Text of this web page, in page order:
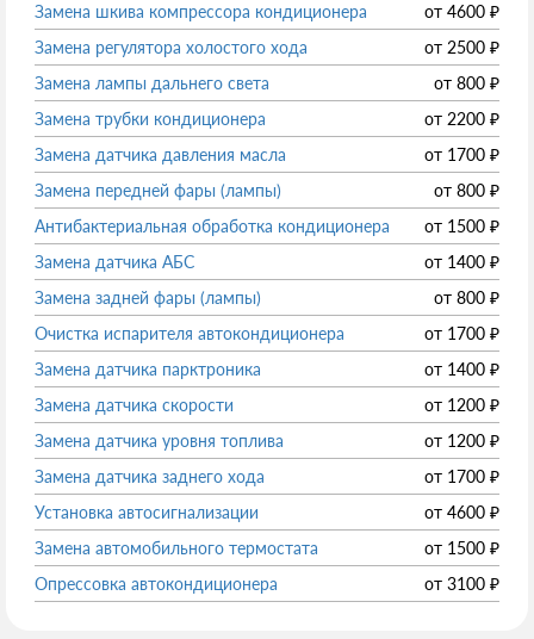
Замена шкива компрессора кондиционера
от 4600 ₽
Замена регулятора холостого хода
от 2500 ₽
Замена лампы дальнего света
от 800 ₽
Замена трубки кондиционера
от 2200 ₽
Замена датчика давления масла
от 1700 ₽
Замена передней фары (лампы)
от 800 ₽
Антибактериальная обработка кондиционера
от 1500 ₽
Замена датчика АБС
от 1400 ₽
Замена задней фары (лампы)
от 800 ₽
Очистка испарителя автокондиционера
от 1700 ₽
Замена датчика парктроника
от 1400 ₽
Замена датчика скорости
от 1200 ₽
Замена датчика уровня топлива
от 1200 ₽
Замена датчика заднего хода
от 1700 ₽
Установка автосигнализации
от 4600 ₽
Замена автомобильного термостата
от 1500 ₽
Опрессовка автокондиционера
от 3100 ₽